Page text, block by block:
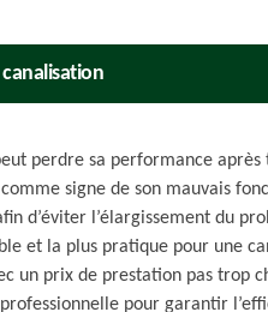
perdre sa performance
signe de son mauvais
d’éviter l’élargissement du
et la plus pratique pour une
un prix de prestation pas trop
pour garantir